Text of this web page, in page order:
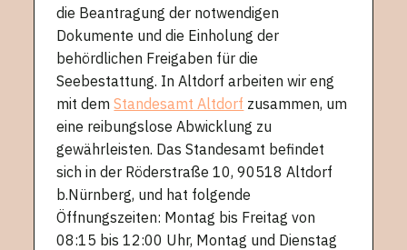
die Beantragung der notwendigen
Dokumente und die Einholung der
behördlichen Freigaben für die
Seebestattung. In Altdorf arbeiten wir eng
mit demStandesamt Altdorf zusammen, um
eine reibungslose Abwicklung zu
gewährleisten. Das Standesamt befindet
sich in der Röderstraße 10, 90518 Altdorf
b.Nürnberg, und hat folgende
Öffnungszeiten: Montag bis Freitag von
08:15 bis 12:00 Uhr, Montag und Dienstag